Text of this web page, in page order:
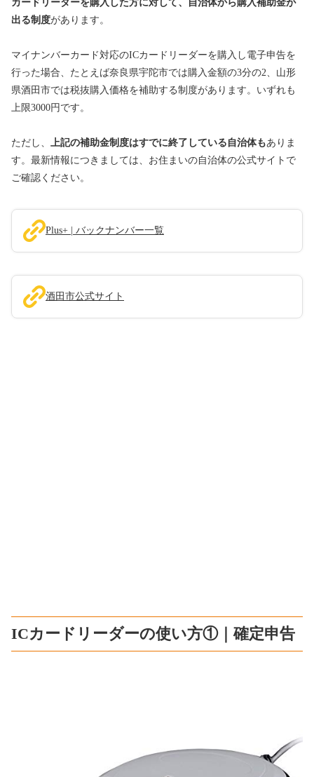
カードリーダーを購入した方に対して、自治体から購入補助金が
出る制度があります。
マイナンバーカード対応のICカードリーダーを購入し電子申告を
行った場合、たとえば奈良県宇陀市では購入金額の3分の2、山形
県酒田市では税抜購入価格を補助する制度があります。いずれも
上限3000円です。
ただし、 上記の補助金制度はすでに終了している自治体もありま
す。最新情報につきましては、お住まいの自治体の公式サイトで
ご確認ください。
Plus+ | バックナンバー一覧
酒田市公式サイト
ICカードリーダーの使い方①｜確定申告